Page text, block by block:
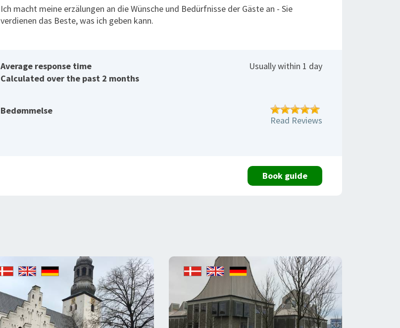
Ich macht meine erzälungen an die Wünsche und Bedürfnisse der Gäste an - Sie
verdienen das Beste, was ich geben kann.
Average response time
Calculated over the past 2 months
Usually within 1 day
Bedømmelse
Read Reviews
Book guide